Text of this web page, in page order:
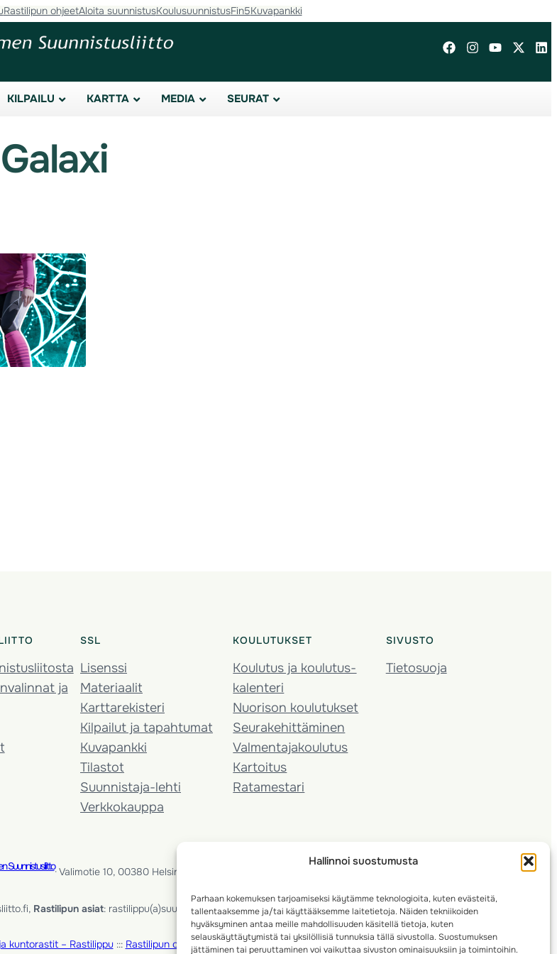
Hallinnoi suostumusta
Parhaan kokemuksen tarjoamiseksi käytämme teknologioita, kuten evästeitä,
tallentaaksemme ja/tai käyttääksemme laitetietoja. Näiden tekniikoiden
hyväksyminen antaa meille mahdollisuuden käsitellä tietoja, kuten
selauskäyttäytymistä tai yksilöllisiä tunnuksia tällä sivustolla. Suostumuksen
jättäminen tai peruuttaminen voi vaikuttaa sivuston ominaisuuksiin ja toimintoihin.
Rastilipun ohjeetAloita suunnistusKoulusuunnistusFin5Kuvapankki
KILPAILU KARTTA MEDIA SEURAT
ja
SSL
Lisenssi
Materiaalit
Karttarekisteri
Kilpailut ja tapahtumat
Kuvapankki
Tilastot
Suunnistaja-lehti
Verkkokauppa
KOULUTUKSET
Koulutus ja koulutus­
kalenteri
Nuorison koulutukset
Seura­kehittäminen
Valmentaja­koulutus
Kartoitus
Ratamestari
SIVUSTO
Tietosuoja
Suunnistusliitto· Valimotie 10, 00380 Helsinki, Finland
Rastilipun asiat: rastilippu(a)suunnistusliitto.fi
kuntorastit – Rastilippu::: Rastilipun ohjeet